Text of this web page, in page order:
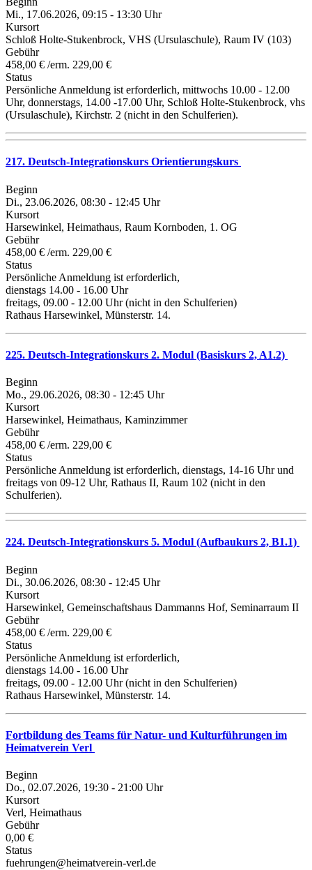
Mi., 17.06.2026, 09:15 - 13:30 Uhr
Kursort
Schloß Holte-Stukenbrock, VHS (Ursulaschule), Raum IV (103)
Gebühr
458,00 € /erm. 229,00 €
Status
Persönliche Anmeldung ist erforderlich, mittwochs 10.00 - 12.00
Uhr, donnerstags, 14.00 -17.00 Uhr, Schloß Holte-Stukenbrock, vhs
(Ursulaschule), Kirchstr. 2 (nicht in den Schulferien).
217. Deutsch-Integrationskurs Orientierungskurs
Beginn
Di., 23.06.2026, 08:30 - 12:45 Uhr
Kursort
Harsewinkel, Heimathaus, Raum Kornboden, 1. OG
Gebühr
458,00 € /erm. 229,00 €
Status
Persönliche Anmeldung ist erforderlich,
dienstags 14.00 - 16.00 Uhr
freitags, 09.00 - 12.00 Uhr (nicht in den Schulferien)
Rathaus Harsewinkel, Münsterstr. 14.
225. Deutsch-Integrationskurs 2. Modul (Basiskurs 2, A1.2)
Beginn
Mo., 29.06.2026, 08:30 - 12:45 Uhr
Kursort
Harsewinkel, Heimathaus, Kaminzimmer
Gebühr
458,00 € /erm. 229,00 €
Status
Persönliche Anmeldung ist erforderlich, dienstags, 14-16 Uhr und
freitags von 09-12 Uhr, Rathaus II, Raum 102 (nicht in den
Schulferien).
224. Deutsch-Integrationskurs 5. Modul (Aufbaukurs 2, B1.1)
Beginn
Di., 30.06.2026, 08:30 - 12:45 Uhr
Kursort
Harsewinkel, Gemeinschaftshaus Dammanns Hof, Seminarraum II
Gebühr
458,00 € /erm. 229,00 €
Status
Persönliche Anmeldung ist erforderlich,
dienstags 14.00 - 16.00 Uhr
freitags, 09.00 - 12.00 Uhr (nicht in den Schulferien)
Rathaus Harsewinkel, Münsterstr. 14.
Fortbildung des Teams für Natur- und Kulturführungen im
Heimatverein Verl
Beginn
Do., 02.07.2026, 19:30 - 21:00 Uhr
Kursort
Verl, Heimathaus
Gebühr
0,00 €
Status
fuehrungen@heimatverein-verl.de